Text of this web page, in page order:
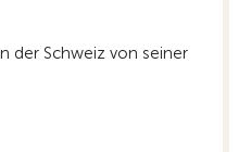
der Schweiz von seiner